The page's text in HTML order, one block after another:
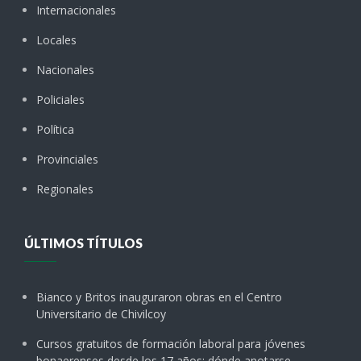
Internacionales
Locales
Nacionales
Policiales
Política
Provinciales
Regionales
ÚLTIMOS TÍTULOS
Bianco y Britos inauguraron obras en el Centro
Universitario de Chivilcoy
Cursos gratuitos de formación laboral para jóvenes